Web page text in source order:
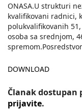
ONASA.U strukturi
kvalifikovani radnici,
polukvalifikovanih
osoba sa srednjom,
DOWNLOAD
Članak dostupan
prijavite.